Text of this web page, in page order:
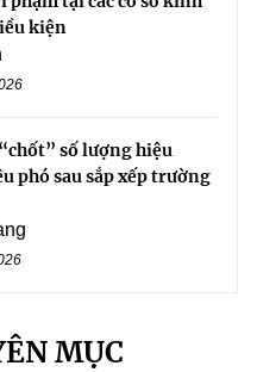
kiện
số lượng hiệu
phó sau sắp xếp trường
MỤC